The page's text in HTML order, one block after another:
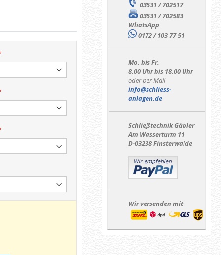
03531 / 702517
03531 / 702583
WhatsApp
0172 / 103 77 51
Mo. bis Fr.
8.00 Uhr bis 18.00 Uhr
oder per Mail
info@schliess-
anlagen.de
Schließtechnik Gäbler
Am Wasserturm 11
D-03238 Finsterwalde
Wir versenden mit